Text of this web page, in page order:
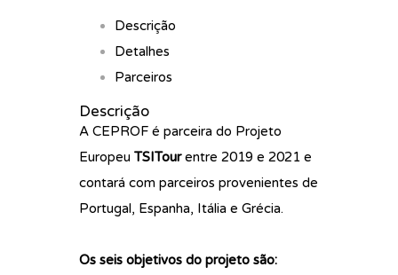
Descrição
Detalhes
Parceiros
Descrição
A CEPROF é parceira do Projeto
Europeu TSITourentre 2019 e 2021 e
contará com parceiros provenientes de
Portugal, Espanha, Itália e Grécia.
Os seis objetivos do projeto são: